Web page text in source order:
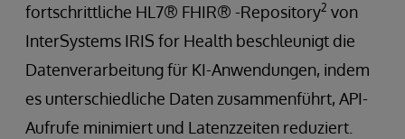
fortschrittliche HL7® FHIR® -Repository2 von
InterSystems IRIS for Health beschleunigt die
Datenverarbeitung für KI-Anwendungen, indem
es unterschiedliche Daten zusammenführt, API-
Aufrufe minimiert und Latenzzeiten reduziert.